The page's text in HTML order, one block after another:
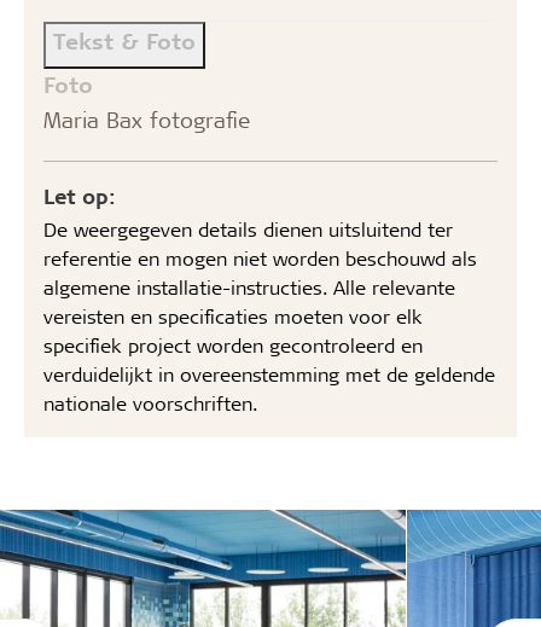
Tekst & Foto
Foto
Maria Bax fotografie
Let op:
De weergegeven details dienen uitsluitend ter
referentie en mogen niet worden beschouwd als
algemene installatie-instructies. Alle relevante
vereisten en specificaties moeten voor elk
specifiek project worden gecontroleerd en
verduidelijkt in overeenstemming met de geldende
nationale voorschriften.